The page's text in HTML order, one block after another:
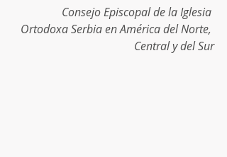
Consejo Episcopal de la Iglesia
Ortodoxa Serbia en América del Norte,
Central y del Sur